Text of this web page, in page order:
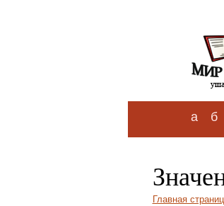
а б
Главная